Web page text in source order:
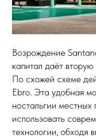
Возрождение
капитал даёт
По схожей схеме
Ebro. Эта удобная
ностальгии
использовать
технологии, обходя